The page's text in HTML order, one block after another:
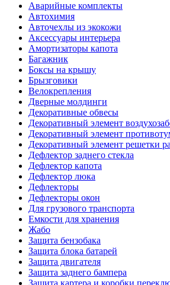
Аварийные комплекты
Автохимия
Авточехлы из экокожи
Аксессуары интерьера
Амортизаторы капота
Багажник
Боксы на крышу
Брызговики
Велокрепления
Дверные молдинги
Декоративные обвесы
Декоративный элемент
Декоративный элемент
Декоративный элемент решетки
Дефлектор заднего стекла
Дефлектор капота
Дефлектор люка
Дефлекторы
Дефлекторы окон
Для грузового транспорта
Емкости для хранения
Жабо
Защита бензобака
Защита блока батарей
Защита двигателя
Защита заднего бампера
Защита картера и коробки